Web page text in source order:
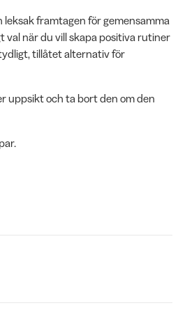
leksak framtagen för gemensamma
val när du vill skapa positiva rutiner
tillåtet alternativ för
uppsikt och ta bort den om den